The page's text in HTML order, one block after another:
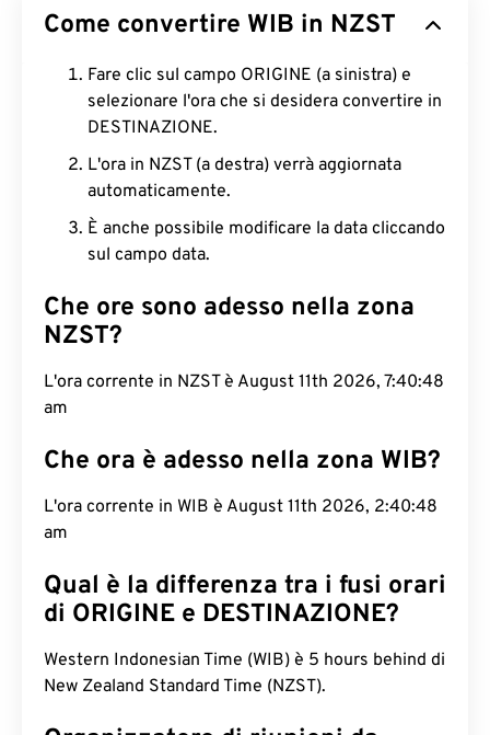
Come convertire WIB in NZST
Fare clic sul campo ORIGINE (a sinistra) e
selezionare l'ora che si desidera convertire in
DESTINAZIONE.
L'ora in NZST (a destra) verrà aggiornata
automaticamente.
È anche possibile modificare la data cliccando
sul campo data.
Che ore sono adesso nella zona
NZST?
L'ora corrente in NZST è August 11th 2026, 7:40:49
am
Che ora è adesso nella zona WIB?
L'ora corrente in WIB è August 11th 2026, 2:40:49
am
Qual è la differenza tra i fusi orari
di ORIGINE e DESTINAZIONE?
Western Indonesian Time (WIB) è 5 hours behind di
New Zealand Standard Time (NZST).